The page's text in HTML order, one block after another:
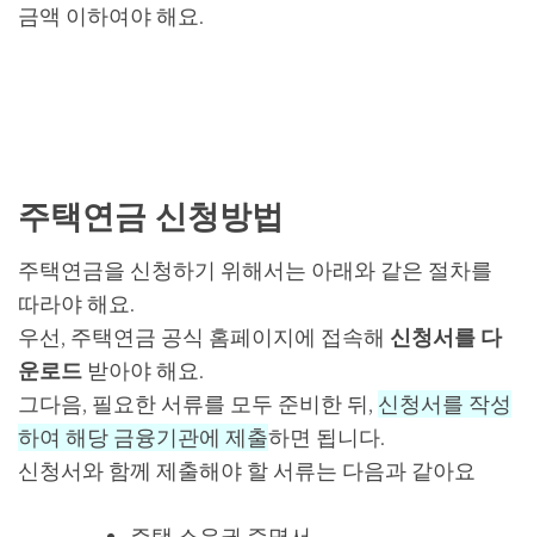
금액 이하여야 해요.
주택연금 신청방법
주택연금을 신청하기 위해서는 아래와 같은 절차를
따라야 해요.
우선, 주택연금 공식 홈페이지에 접속해 신청서를 다
운로드 받아야 해요.
그다음, 필요한 서류를 모두 준비한 뒤, 신청서를 작성
하여 해당 금융기관에 제출하면 됩니다.
신청서와 함께 제출해야 할 서류는 다음과 같아요